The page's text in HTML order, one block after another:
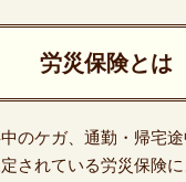
労災保険とは
のケガ、通勤・帰宅
されている労災保険